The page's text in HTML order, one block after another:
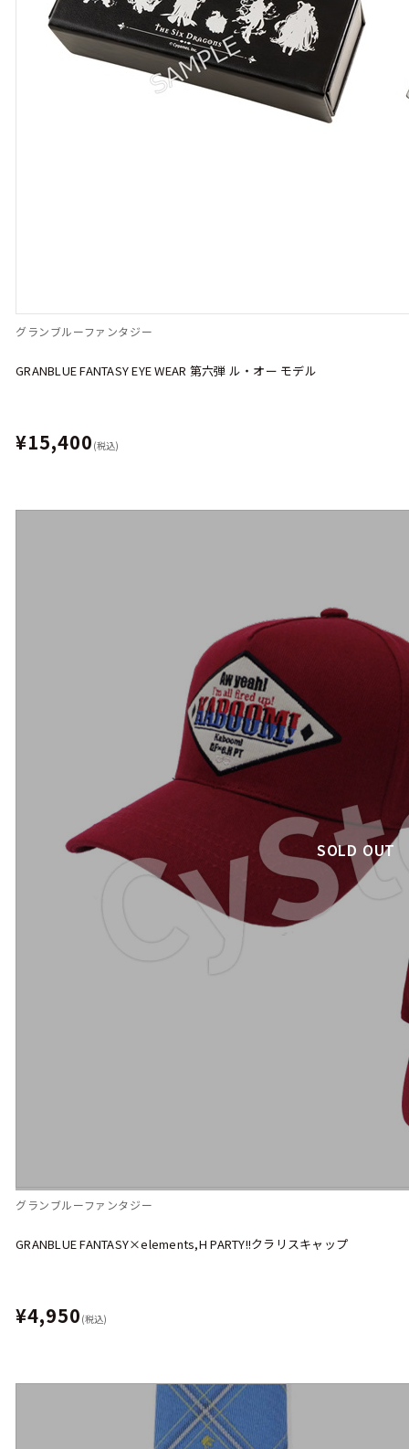
グランブルーファンタジー
GRANBLUE FANTASY EYE WEAR 第六弾 ル・オー モデル
¥15,400 (税込)
SOLD OUT
グランブルーファンタジー
GRANBLUE FANTASY×elements,H PARTY!!クラリスキャップ
¥4,950 (税込)